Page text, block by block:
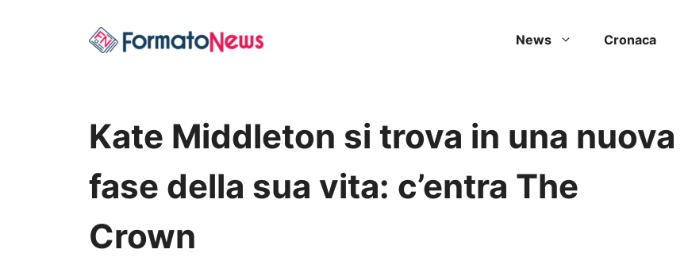
News Cronaca
Kate Middleton si trova in una nuova
fase della sua vita: c’entra The
Crown